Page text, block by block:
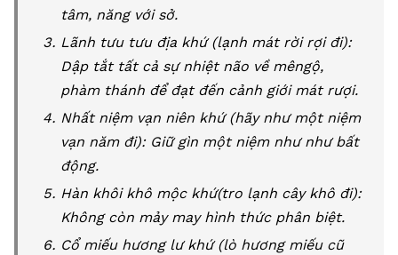
tâm, năng với sở.
Lãnh tưu tưu địa khứ (lạnh mát rời rợi đi):
Dập tắt tất cả sự nhiệt não về mêngộ,
phàm thánh để đạt đến cảnh giới mát rượi.
Nhất niệm vạn niên khứ (hãy như một niệm
vạn năm đi): Giữ gìn một niệm như như bất
động.
Hàn khôi khô mộc khứ(tro lạnh cây khô đi):
Không còn mảy may hình thức phân biệt.
Cổ miếu hương lư khứ (lò hương miếu cũ